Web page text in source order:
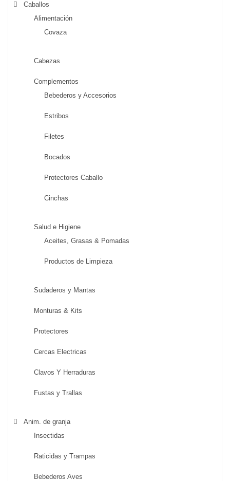
Caballos
Alimentación
Covaza
Cabezas
Complementos
Bebederos y Accesorios
Estribos
Filetes
Bocados
Protectores Caballo
Cinchas
Salud e Higiene
Aceites, Grasas & Pomadas
Productos de Limpieza
Sudaderos y Mantas
Monturas & Kits
Protectores
Cercas Electricas
Clavos Y Herraduras
Fustas y Trallas
Anim. de granja
Insectidas
Raticidas y Trampas
Bebederos Aves